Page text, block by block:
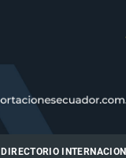
DIRECTORIO